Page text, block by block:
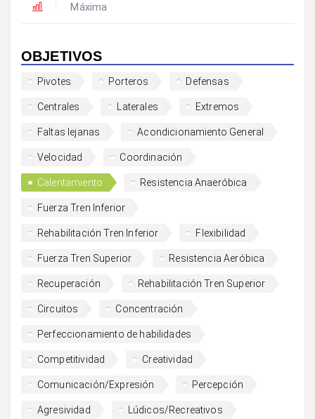
Máxima
OBJETIVOS
Pivotes Porteros Defensas
Centrales Laterales Extremos
Faltas lejanas Acondicionamiento General
Velocidad Coordinación
Calentamiento Resistencia Anaeróbica
Fuerza Tren Inferior
Rehabilitación Tren Inferior Flexibilidad
Fuerza Tren Superior Resistencia Aeróbica
Recuperación Rehabilitación Tren Superior
Circuitos Concentración
Perfeccionamiento de habilidades
Competitividad Creatividad
Comunicación/Expresión Percepción
Agresividad Lúdicos/Recreativos